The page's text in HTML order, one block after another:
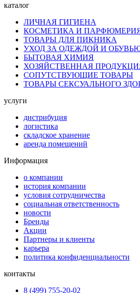
каталог
ЛИЧНАЯ ГИГИЕНА
КОСМЕТИКА И
ТОВАРЫ ДЛЯ ПИКНИКА
УХОД ЗА ОДЕЖДОЙ И
БЫТОВАЯ ХИМИЯ
ХОЗЯЙСТВЕННАЯ
СОПУТСТВУЮЩИЕ ТОВАРЫ
ТОВАРЫ СЕКСУАЛЬНОГО
услуги
дистрибуция
логистика
складское хранение
аренда помещений
Информация
о компании
история компании
условия сотрудничества
социальная ответственность
новости
Бренды
Акции
Партнеры и клиенты
карьера
политика конфиденциальности
контакты
8 (499) 755-20-02